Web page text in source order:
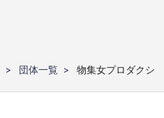
団体一覧
物集女プロダクシ